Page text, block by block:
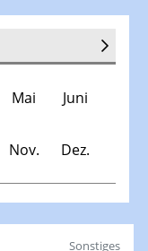
Mai Juni
Nov. Dez.
Sonstiges